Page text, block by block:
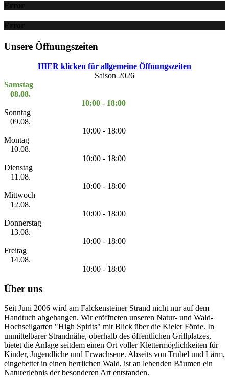
Error
Error
Unsere Öffnungszeiten
HIER klicken für allgemeine Öffnungszeiten
Saison 2026
Samstag
08.08.
10:00 - 18:00
Sonntag
09.08.
10:00 - 18:00
Montag
10.08.
10:00 - 18:00
Dienstag
11.08.
10:00 - 18:00
Mittwoch
12.08.
10:00 - 18:00
Donnerstag
13.08.
10:00 - 18:00
Freitag
14.08.
10:00 - 18:00
Über uns
Seit Juni 2006 wird am Falckensteiner Strand nicht nur auf dem
Handtuch abgehangen. Wir eröffneten unseren Natur- und Wald-
Hochseilgarten "High Spirits" mit Blick über die Kieler Förde. In
unmittelbarer Strandnähe, oberhalb des öffentlichen Grillplatzes,
bietet die Anlage seitdem einen Ort voller Klettermöglichkeiten für
Kinder, Jugendliche und Erwachsene. Abseits von Trubel und Lärm,
eingebettet in einen herrlichen Wald, ist an lebenden Bäumen ein
Naturerlebnis der besonderen Art entstanden.